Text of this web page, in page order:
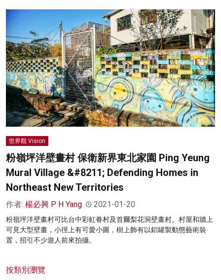
世界觀 Vision
粉嶺坪洋壁畫村 保衛新界東北家園 Ping Yeung
Mural Village &#8211; Defending Homes in
Northeast New Territories
作者: 楊必興 P H Yang 2021-01-20
粉嶺坪洋壁畫村可比台中彩虹眷村及首爾梨花洞壁畫村。村屋和牆上
可見大型壁畫，小徑上有可愛小圖，樹上飾有以鋁罐製動態藝術裝
置，招引不少遊人前來拍攝。
按類別瀏覽